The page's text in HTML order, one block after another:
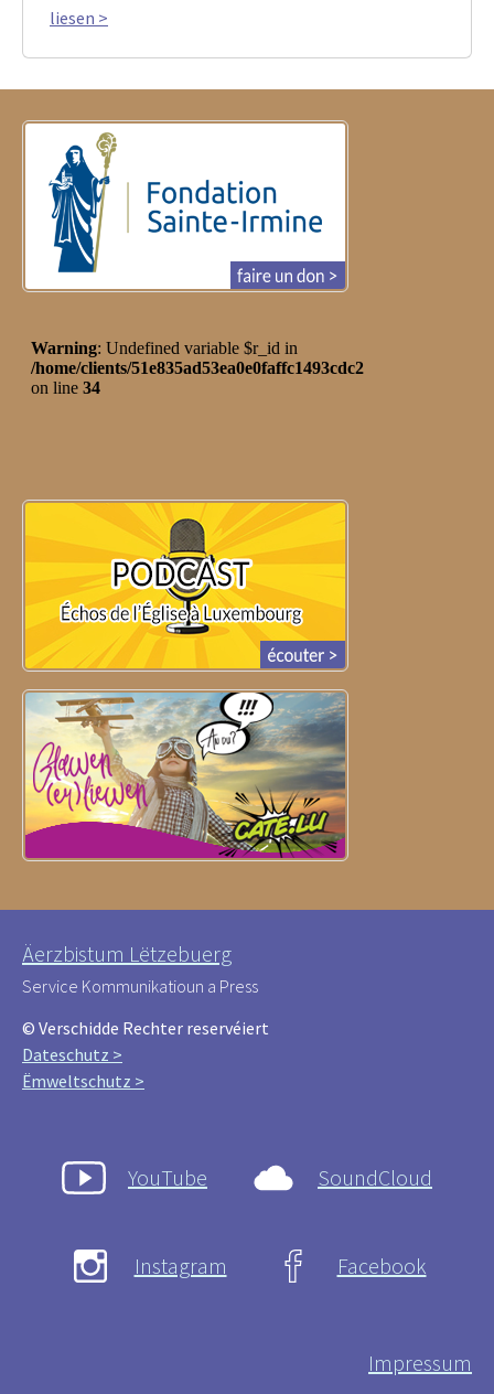
liesen >
Äerzbistum Lëtzebuerg
Service Kommunikatioun a Press
© Verschidde Rechter reservéiert
Dateschutz >
Ëmweltschutz >
YouTube SoundCloud
Instagram Facebook
Impressum